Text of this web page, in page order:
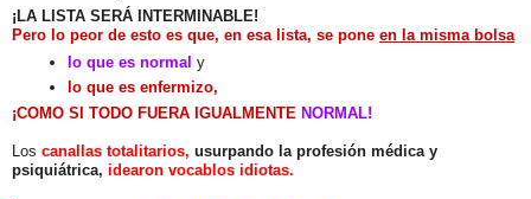
¡LA LISTA SERÁ INTERMINABLE!
Pero lo peor de esto es que, en esa lista, se pone en la misma bolsa
lo que es normal y
lo que es enfermizo,
¡COMO SI TODO FUERA IGUALMENTE NORMAL!
Los canallas totalitarios, usurpando la profesión médica y
psiquiátrica, idearon vocablos idiotas.